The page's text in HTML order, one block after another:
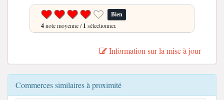
Bien
4note moyenne /1 sélectionner.
Information sur la mise à jour
Commerces similaires à proximité